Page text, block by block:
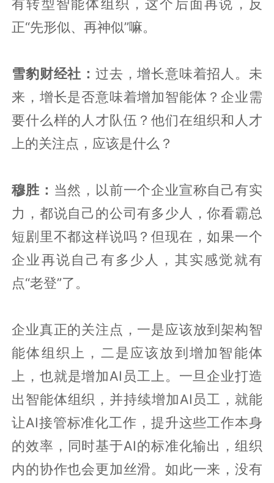
有转型智能体组织，这个后面再说，反
正“先形似、再神似”嘛。
雪豹财经社： 过去，增长意味着招人。未
来，增长是否意味着增加智能体？企业需
要什么样的人才队伍？他们在组织和人才
上的关注点，应该是什么？
穆胜： 当然，以前一个企业宣称自己有实
力，都说自己的公司有多少人，你看霸总
短剧里不都这样说吗？但现在，如果一个
企业再说自己有多少人，其实感觉就有
点“老登”了。
企业真正的关注点，一是应该放到架构智
能体组织上，二是应该放到增加智能体
上，也就是增加AI员工上。一旦企业打造
出智能体组织，并持续增加AI员工，就能
让AI接管标准化工作，提升这些工作本身
的效率，同时基于AI的标准化输出，组织
内的协作也会更加丝滑。如此一来，没有